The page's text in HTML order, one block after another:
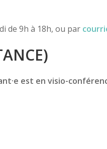
de 9h à 18h, ou par
est en visio-